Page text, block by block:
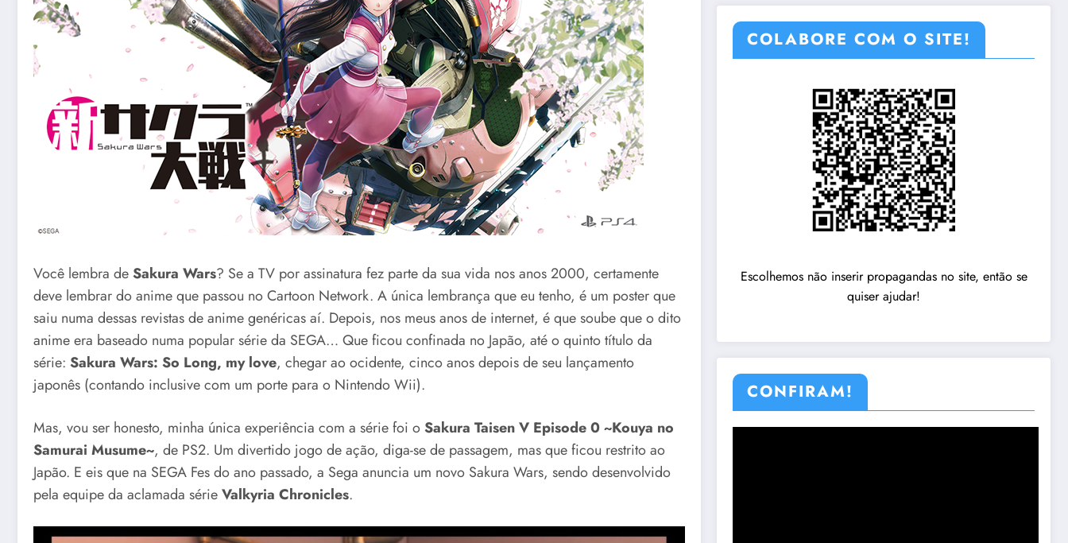
Você lembra deSakura Wars? Se a TV por assinatura fez parte da sua vida nos anos 2000, certamente
deve lembrar do anime que passou no Cartoon Network. A única lembrança que eu tenho, é um poster que
saiu numa dessas revistas de anime genéricas aí. Depois, nos meus anos de internet, é que soube que o dito
anime era baseado numa popular série da SEGA… Que ficou confinada no Japão, até o quinto título da
série: Sakura Wars: So Long, my love, chegar ao ocidente, cinco anos depois de seu lançamento
japonês (contando inclusive com um porte para o Nintendo Wii).
Mas, vou ser honesto, minha única experiência com a série foi oSakura Taisen V Episode 0 ~Kouya no
Samurai Musume~, de PS2. Um divertido jogo de ação, diga-se de passagem, mas que ficou restrito ao
Japão. E eis que na SEGA Fes do ano passado, a Sega anuncia um novo Sakura Wars, sendo desenvolvido
pela equipe da aclamada sérieValkyria Chronicles.
COLABORE COM O SITE!
Escolhemos não inserir propagandas no site, então se
quiser ajudar!
CONFIRAM!